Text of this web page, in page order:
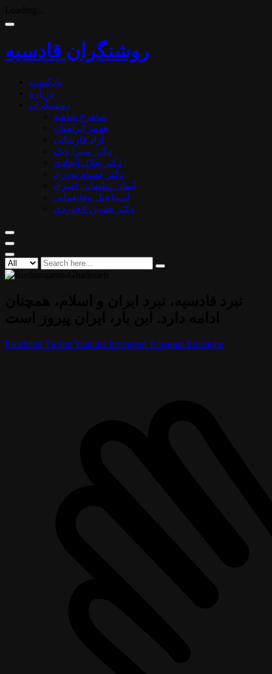
روشنگران قادسیه
پادکست
درباره
روشنگران
شاهرخ شاهید
هومر آبرامیان
آزاد فارسانی
دکتر میترا بابک
دکتر جلال ایجادی
دکتر حسام نوذری
ایمان سلیمانی امیری
اسماعیل وفایغمایی
دکتر حسین لاجوردی
Facebook TwitterYoutube Instagram Telegram Envelope